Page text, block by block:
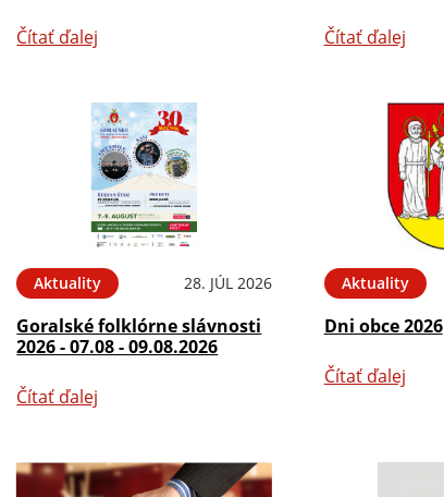
Čítať ďalej Čítať ďalej
Aktuality 28. JÚL 2026
Goralské folklórne slávnosti
2026 - 07.08 - 09.08.2026
Čítať ďalej
Aktuality
Dni obce 2026
Čítať ďalej